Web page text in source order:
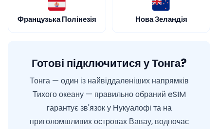
Французька Полінезія Нова Зеландія
Готові підключитися у Тонга?
Тонга — один із найвіддаленіших напрямків
Тихого океану — правильно обраний eSIM
гарантує зв'язок у Нукуалофі та на
приголомшливих островах Вавау, водночас